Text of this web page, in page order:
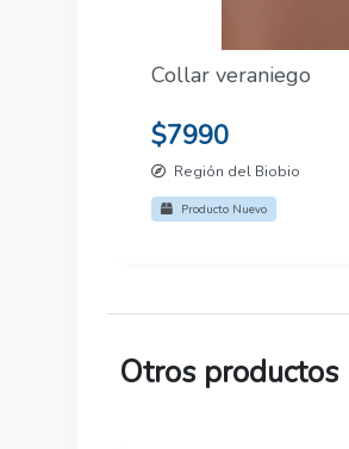
Collar veraniego
$7990
Región del Biobio
Producto Nuevo
Otros productos